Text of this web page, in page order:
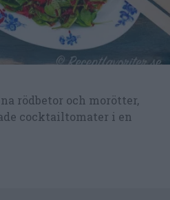
rödbetor och morötter,
cocktailtomater i en